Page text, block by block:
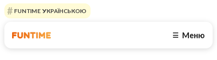
FUNTIME УКРАЇНСЬКОЮ
☰ Меню